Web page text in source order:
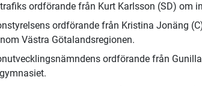
ordförande från Kurt Karlsson (SD) om
ordförande från Kristina Jonäng
Västra Götalandsregionen.
ordförande från